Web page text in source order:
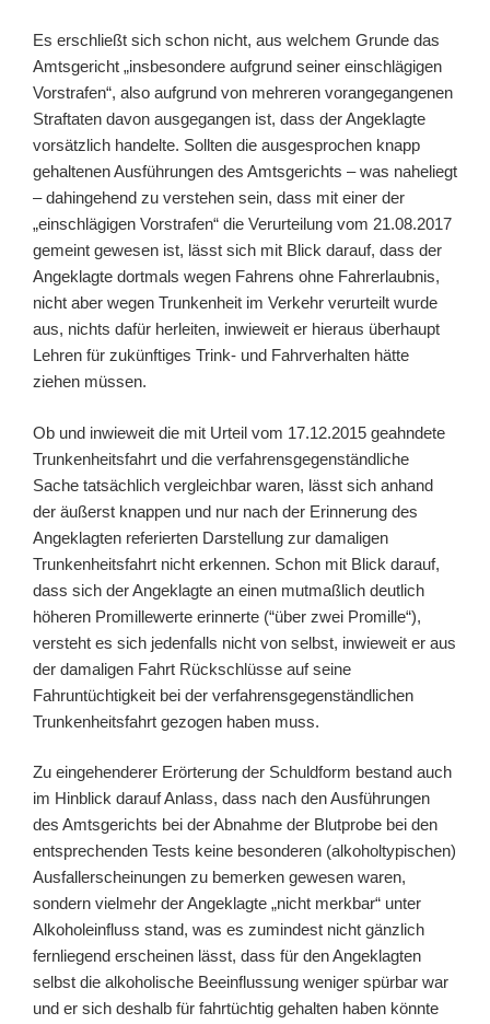
Es erschließt sich schon nicht, aus welchem Grunde das
Amtsgericht „insbesondere aufgrund seiner einschlägigen
Vorstrafen“, also aufgrund von mehreren vorangegangenen
Straftaten davon ausgegangen ist, dass der Angeklagte
vorsätzlich handelte. Sollten die ausgesprochen knapp
gehaltenen Ausführungen des Amtsgerichts – was naheliegt
– dahingehend zu verstehen sein, dass mit einer der
„einschlägigen Vorstrafen“ die Verurteilung vom 21.08.2017
gemeint gewesen ist, lässt sich mit Blick darauf, dass der
Angeklagte dortmals wegen Fahrens ohne Fahrerlaubnis,
nicht aber wegen Trunkenheit im Verkehr verurteilt wurde
aus, nichts dafür herleiten, inwieweit er hieraus überhaupt
Lehren für zukünftiges Trink- und Fahrverhalten hätte
ziehen müssen.
Ob und inwieweit die mit Urteil vom 17.12.2015 geahndete
Trunkenheitsfahrt und die verfahrensgegenständliche
Sache tatsächlich vergleichbar waren, lässt sich anhand
der äußerst knappen und nur nach der Erinnerung des
Angeklagten referierten Darstellung zur damaligen
Trunkenheitsfahrt nicht erkennen. Schon mit Blick darauf,
dass sich der Angeklagte an einen mutmaßlich deutlich
höheren Promillewerte erinnerte (“über zwei Promille“),
versteht es sich jedenfalls nicht von selbst, inwieweit er aus
der damaligen Fahrt Rückschlüsse auf seine
Fahruntüchtigkeit bei der verfahrensgegenständlichen
Trunkenheitsfahrt gezogen haben muss.
Zu eingehenderer Erörterung der Schuldform bestand auch
im Hinblick darauf Anlass, dass nach den Ausführungen
des Amtsgerichts bei der Abnahme der Blutprobe bei den
entsprechenden Tests keine besonderen (alkoholtypischen)
Ausfallerscheinungen zu bemerken gewesen waren,
sondern vielmehr der Angeklagte „nicht merkbar“ unter
Alkoholeinfluss stand, was es zumindest nicht gänzlich
fernliegend erscheinen lässt, dass für den Angeklagten
selbst die alkoholische Beeinflussung weniger spürbar war
und er sich deshalb für fahrtüchtig gehalten haben könnte